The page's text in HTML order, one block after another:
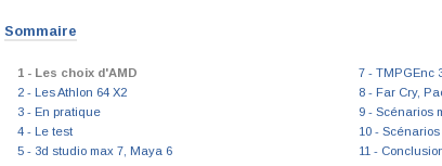
Sommaire
1 - Les choix d'AMD
2 - Les Athlon 64 X2
3 - En pratique
4 - Le test
5 - 3d studio max 7, Maya 6
7 - TMPGEnc
8 - Far Cry,
9 - Scénarios
10 -
11 -